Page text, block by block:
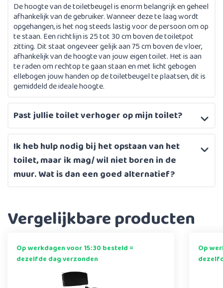
De hoogte van de toiletbeugel is enorm belangrijk en geheel
afhankelijk van de gebruiker. Wanneer deze te laag wordt
opgehangen, is het nog steeds lastig voor de persoon om op
te staan. Een richtlijn is 25 tot 30 cm boven de toiletpot
zitting. Dit staat ongeveer gelijk aan 75 cm boven de vloer,
afhankelijk van de hoogte van jouw eigen toilet. Het is aan
te raden om rechtop te gaan staan en met licht gebogen
ellebogen jouw handen op de toiletbeugel te plaatsen, dit is
gemiddeld de ideale hoogte.
Past jullie toilet verhoger op mijn toilet?
Ik heb hulp nodig bij het opstaan van het
toilet, maar ik mag/ wil niet boren in de
muur. Wat is dan een goed alternatief?
Vergelijkbare producten
Op werkdagen voor 15:30 besteld =
dezelfde dag verzonden
Op